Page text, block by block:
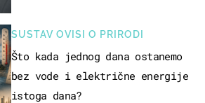
SUSTAV OVISI O PRIRODI
Što kada jednog dana ostanemo
bez vode i električne energije
istoga dana?